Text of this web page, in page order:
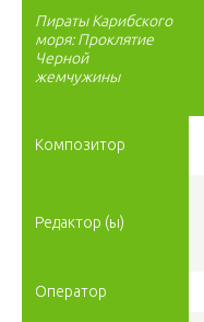
Пираты Карибского
моря: Проклятие
Черной
жемчужины
Композитор
Редактор (ы)
Оператор